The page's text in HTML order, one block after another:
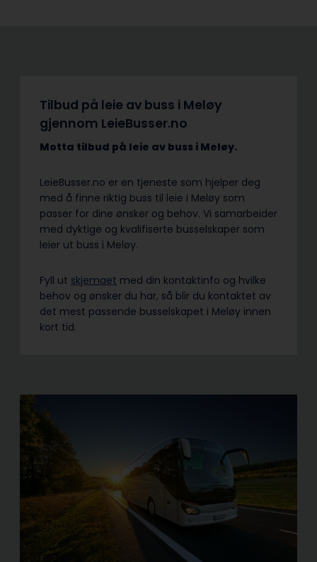
Tilbud på leie av buss i Meløy
gjennom LeieBusser.no
Motta tilbud på leie av buss i Meløy.
LeieBusser.no er en tjeneste som hjelper deg
med å finne riktig buss til leie i Meløy som
passer for dine ønsker og behov. Vi samarbeider
med dyktige og kvalifiserte busselskaper som
leier ut buss i Meløy.
Fyll ut skjemaet med din kontaktinfo og hvilke
behov og ønsker du har, så blir du kontaktet av
det mest passende busselskapet i Meløy innen
kort tid.